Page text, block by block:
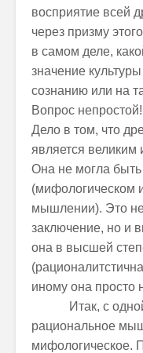
восприятие всей
через призму
в самом деле,
значение
сознанию или на
Вопрос
Дело в том, что
является великим
Она не могла
(мифологическом
мышлении). Это не
заключение, но и
она в высшей
иному она просто
Итак, с
рациональное
мифологическое.